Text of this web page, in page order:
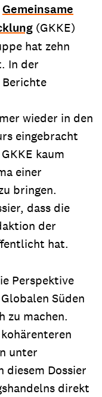
Gemeinsame
(GKKE)
hat zehn
In der
wieder in den
eingebracht
kaum
einer
bringen.
dass die
der
hat.
Perspektive
Süden
zu machen.
unter
diesem Dossier
direkt